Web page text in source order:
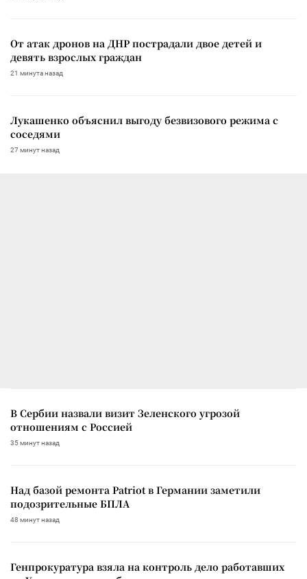
От атак дронов на ДНР пострадали двое детей и
девять взрослых граждан
21 минута назад
Лукашенко объяснил выгоду безвизового режима с
соседями
27 минут назад
В Сербии назвали визит Зеленского угрозой
отношениям с Россией
35 минут назад
Над базой ремонта Patriot в Германии заметили
подозрительные БПЛА
48 минут назад
Генпрокуратура взяла на контроль дело работавших